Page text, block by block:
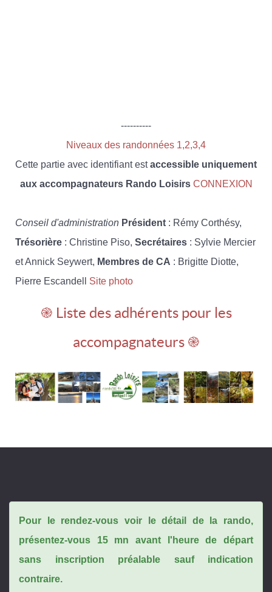
----------
Niveaux des randonnées 1,2,3,4
Cette partie avec identifiant estaccessible uniquement
aux accompagnateurs Rando Loisirs CONNEXION
Conseil d'administration Président : Rémy Corthésy,
Trésorière : Christine Piso, Secrétaires : Sylvie Mercier
et Annick Seywert, Membres de CA : Brigitte Diotte,
Pierre Escandell Site photo
֎ Liste des adhérents pour les
accompagnateurs ֎
Pour le rendez-vous voir le détail de la rando,
présentez-vous 15 mn avant l'heure de départ
sans inscription préalable sauf indication
contraire.